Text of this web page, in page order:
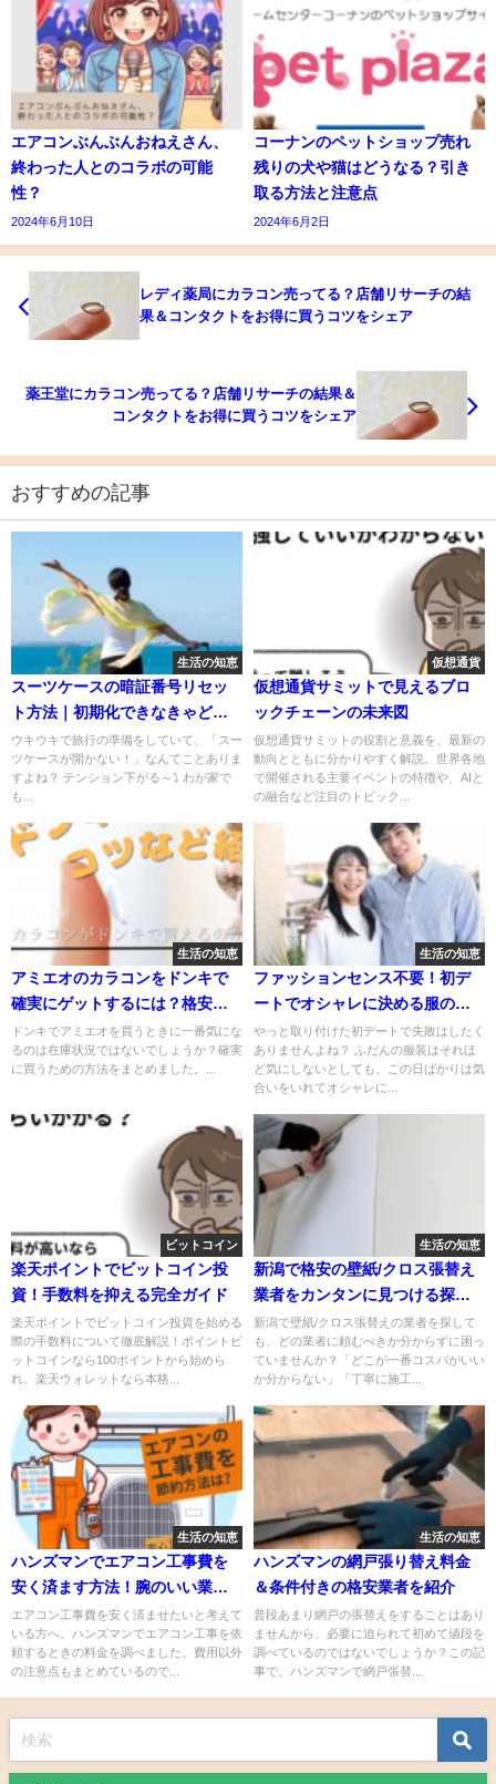
エアコンぶんぶんおねえさん、
終わった人とのコラボの可能
性？
2024年6月10日
コーナンのペットショップ売れ
残りの犬や猫はどうなる？引き
取る方法と注意点
2024年6月2日
レディ薬局にカラコン売ってる？店舗リサーチの結
果＆コンタクトをお得に買うコツをシェア
薬王堂にカラコン売ってる？店舗リサーチの結果＆
コンタクトをお得に買うコツをシェア
おすすめの記事
生活の知恵
スーツケースの暗証番号リセッ
ト方法｜初期化できなきゃどう
する！？
ウキウキで旅行の準備をしていて、「スー
ツケースが開かない！」なんてことありま
すよね？ テンション下がる～⤵ わが家で
も...
仮想通貨
仮想通貨サミットで見えるブロ
ックチェーンの未来図
仮想通貨サミットの役割と意義を、最新の
動向とともに分かりやすく解説。世界各地
で開催される主要イベントの特徴や、AIと
の融合など注目のトピック...
生活の知恵
アミエオのカラコンをドンキで
確実にゲットするには？格安で
買う方法もシェアします！
ドンキでアミエオを買うときに一番気にな
るのは在庫状況ではないでしょうか？確実
に買うための方法をまとめました。...
生活の知恵
ファッションセンス不要！初デ
ートでオシャレに決める服の選
び方
やっと取り付けた初デートで失敗はしたく
ありませんよね？ ふだんの服装はそれほ
ど気にしないとしても、この日ばかりは気
合いをいれてオシャレに...
ビットコイン
楽天ポイントでビットコイン投
資！手数料を抑える完全ガイド
楽天ポイントでビットコイン投資を始める
際の手数料について徹底解説！ポイントビ
ットコインなら100ポイントから始めら
れ、楽天ウォレットなら本格...
生活の知恵
新潟で格安の壁紙/クロス張替え
業者をカンタンに見つける探し
方
新潟で壁紙/クロス張替えの業者を探して
も、どの業者に頼むべきか分からずに困っ
ていませんか？「どこが一番コスパがいい
か分からない」「丁寧に施工...
生活の知恵
ハンズマンでエアコン工事費を
安く済ます方法！腕のいい業者
を見つけるコツも紹介
エアコン工事費を安く済ませたいと考えて
いる方へ。ハンズマンでエアコン工事を依
頼するときの料金を調べました。費用以外
の注意点もまとめているので...
生活の知恵
ハンズマンの網戸張り替え料金
＆条件付きの格安業者を紹介
普段あまり網戸の張替えをすることはあり
ませんから、必要に迫られて初めて値段を
調べているのではないでしょうか？この記
事で、ハンズマンで網戸張替...